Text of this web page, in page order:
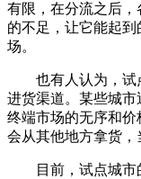
有限，在分流之后
的不足，让它能起
场。
也有人认为，试
进货渠道。某些城
终端市场的无序和
会从其他地方拿货，
目前，试点城